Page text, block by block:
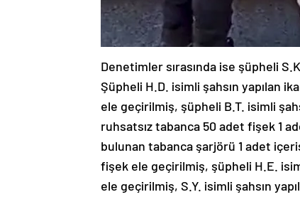
Denetimler sırasında ise şüpheli
Şüpheli H.D. isimli şahsın yapılan
ele geçirilmiş, şüpheli B.T. isimli
ruhsatsız tabanca 50 adet fişek 1
bulunan tabanca şarjörü 1 adet
fişek ele geçirilmiş, şüpheli H.E.
ele geçirilmiş, S.Y. isimli şahsın